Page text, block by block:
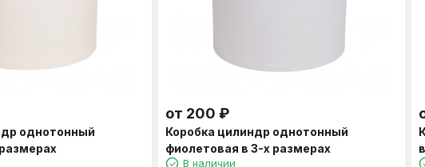
однотонный
от 200 ₽
Коробка цилиндр однотонный
фиолетовая в 3-х размерах
В наличии